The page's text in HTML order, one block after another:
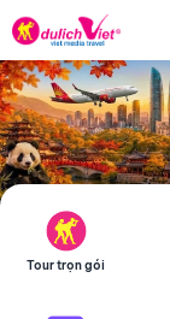
Tour trọn gói